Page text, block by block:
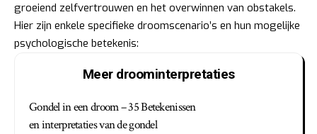
groeiend zelfvertrouwen en het overwinnen van obstakels.
Hier zijn enkele specifieke droomscenario’s en hun mogelijke
psychologische betekenis:
Meer droominterpretaties
Gondel in een droom – 35 Betekenissen
en interpretaties van de gondel